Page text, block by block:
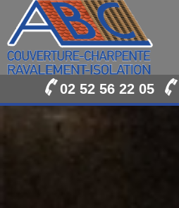
02 52 56 22 05